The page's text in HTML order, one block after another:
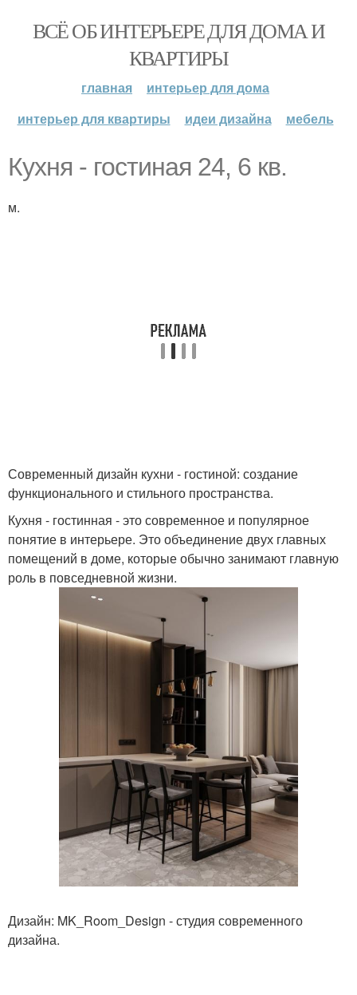
ВСЁ ОБ ИНТЕРЬЕРЕ ДЛЯ ДОМА И
КВАРТИРЫ
главная
интерьер для дома
интерьер для квартиры
идеи дизайна мебель
Кухня - гостиная 24, 6 кв.
м.
Современный дизайн кухни - гостиной: создание
функционального и стильного пространства.
Кухня - гостинная - это современное и популярное
понятие в интерьере. Это объединение двух главных
помещений в доме, которые обычно занимают главную
роль в повседневной жизни.
Дизайн: MK_Room_Design - студия современного
дизайна.